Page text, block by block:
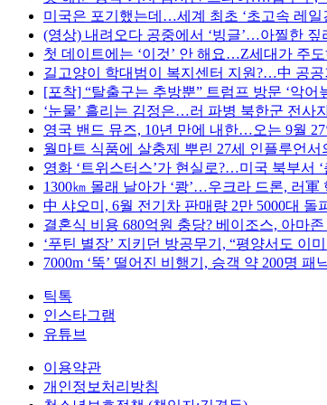
미국은 포기했는데…세계 최초 ‘초고속 레일
(영상) 내려오다 공중에서 ‘빙글’…아찔한 짚
첫 데이트에는 ‘이것’ 안 해요…Z세대가 주
길고양이 학대범이 복지센터 지원?…中 공
[포착] “탈출구는 추방뿐” 트럼프 방문 ‘악
‘눈물’ 흘리는 김정은…러 파병 북한군 전사
영국 밴드 뮤즈, 10년 만에 내한…오는 9월
월마트 식품에 살충제 뿌린 27세 인플루언서
영화 ‘트위스터스’가 현실로?…미국 북부서
1300㎞ 몰래 날아가 ‘쾅’…우크라 드론, 러
中 샤오미, 6월 전기차 판매량 2만 5000대 돌
결혼식 비용 680억원 충당? 베이조스, 아마
‘푸틴 별장’ 지키던 방공무기, “평양서도 이
7000m ‘뚝’ 떨어진 비행기, 승객 약 200명 패
틱톡
인스타그램
유튜브
이용약관
개인정보처리방침